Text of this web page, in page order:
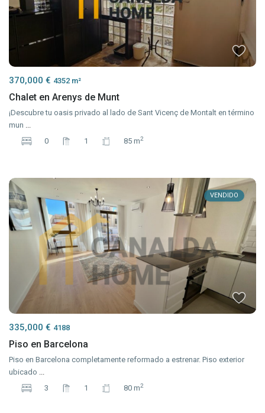
370,000 € 4352 m²
Chalet en Arenys de Munt
¡Descubre tu oasis privado al lado de Sant Vicenç de Montalt en término
mun ...
0
1 85 m2
VENDIDO
335,000 € 4188
Piso en Barcelona
Piso en Barcelona completamente reformado a estrenar. Piso exterior
ubicado ...
3
1 80 m2